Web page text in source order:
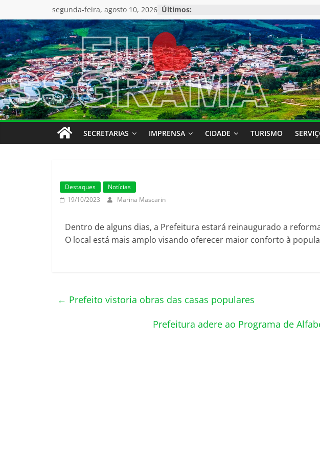
segunda-feira, agosto 10, 2026 Últimos:
SECRETARIAS IMPRENSA CIDADE TURISMO
Destaques
Notícias
19/10/2023
Marina Mascarin
Dentro de alguns dias, a Prefeitura estará reinaugurado a
O local está mais amplo visando oferecer maior conforto à
← Prefeito vistoria obras das casas populares
Prefeitura adere ao Programa de